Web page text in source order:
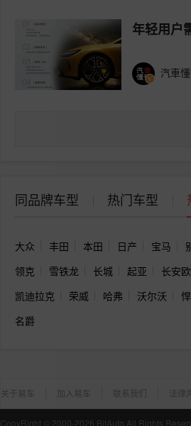
年轻用户
汽車
同品牌车型 热门车型
大众 丰田 本田 日产 宝马
领克
雪铁龙 长城 起亚 长安
凯迪拉克
荣威 哈弗 沃尔沃
名爵
关于易车 加入易车 联系我们 法律
CopyRight © 2000-2026 BitAuto,All Rights